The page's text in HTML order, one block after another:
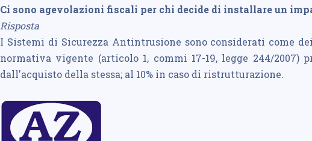
Ci sono agevolazioni fiscali per chi decide di installare un
Risposta
I Sistemi di Sicurezza Antintrusione sono considerati come
normativa vigente (articolo 1, commi 17-19, legge 244/
dall'acquisto della stessa; al 10% in caso di ristrutturazione.